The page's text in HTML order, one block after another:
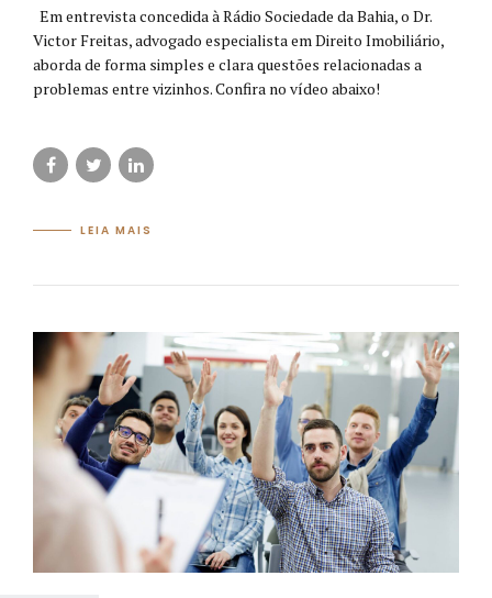
Em entrevista concedida à Rádio Sociedade da Bahia, o Dr.
Victor Freitas, advogado especialista em Direito Imobiliário,
aborda de forma simples e clara questões relacionadas a
problemas entre vizinhos. Confira no vídeo abaixo!
LEIA MAIS